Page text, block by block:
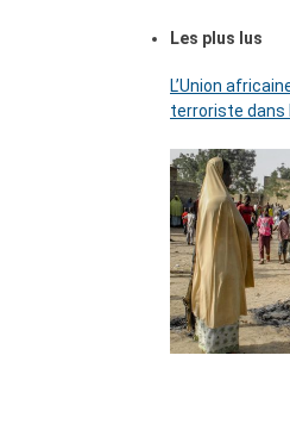
Les plus lus
L’Union
terroriste dans